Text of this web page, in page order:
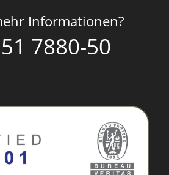
Informationen?
7880-50